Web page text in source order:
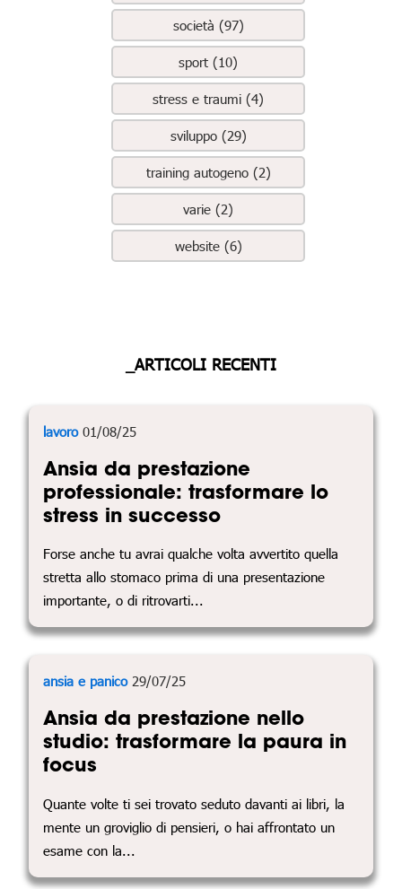
società (97)
sport (10)
stress e traumi (4)
sviluppo (29)
training autogeno (2)
varie (2)
website (6)
_ARTICOLI RECENTI
lavoro01/08/25
Ansia da prestazione
professionale: trasformare lo
stress in successo
Forse anche tu avrai qualche volta avvertito quella
stretta allo stomaco prima di una presentazione
importante, o di ritrovarti...
ansia e panico29/07/25
Ansia da prestazione nello
studio: trasformare la paura in
focus
Quante volte ti sei trovato seduto davanti ai libri, la
mente un groviglio di pensieri, o hai affrontato un
esame con la...